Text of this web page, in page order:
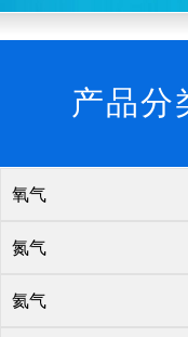
产品分
氧气
氮气
氦气